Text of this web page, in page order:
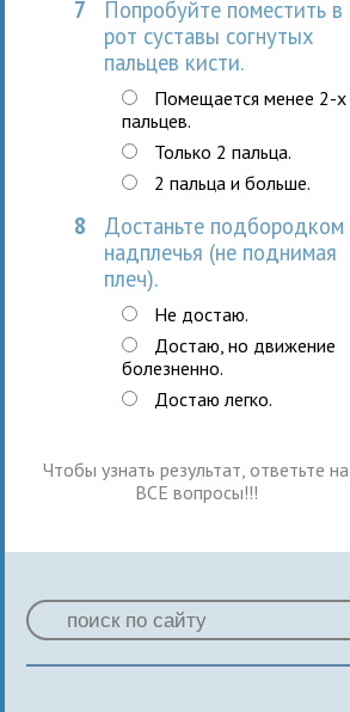
7
Попробуйте поместить в
рот суставы согнутых
пальцев кисти.
Помещается менее 2-х
пальцев.
Только 2 пальца.
2 пальца и больше.
8
Достаньте подбородком
надплечья (не поднимая
плеч).
Не достаю.
Достаю, но движение
болезненно.
Достаю легко.
Чтобы узнать результат, ответьте на
ВСЕ вопросы!!!